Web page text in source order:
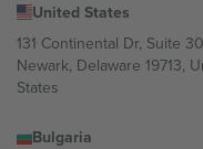
United States
131 Continental Dr, Suite
Newark, Delaware 19713,
States
Bulgaria